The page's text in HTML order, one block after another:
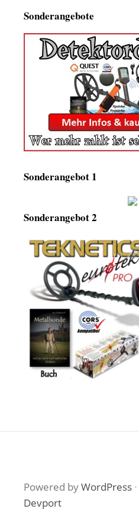
Sonderangebote
Sonderangebot 1
Sonderangebot 2
Powered byWordPress ·
Devport